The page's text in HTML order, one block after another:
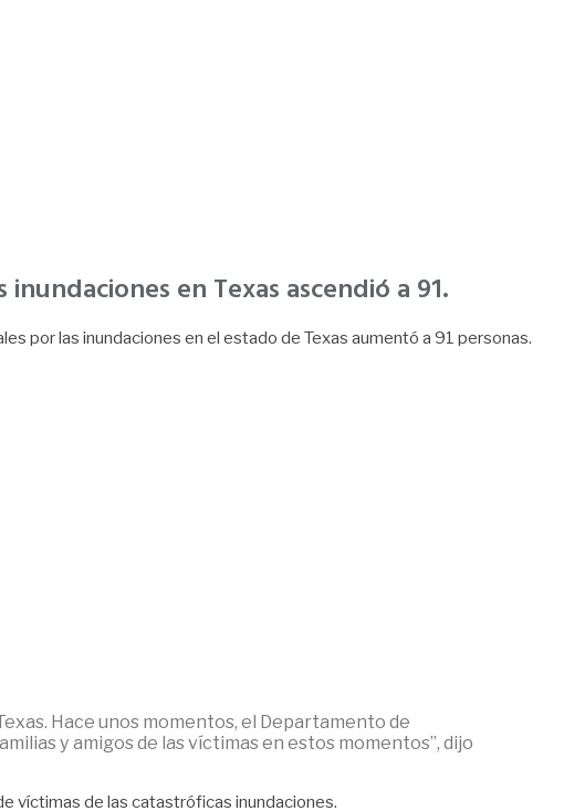
en Texas ascendió a 91.
por las inundaciones en el estado de Texas aumentó a 91 personas.
Hace unos momentos, el Departamento de
y amigos de las víctimas en estos momentos”, dijo
víctimas de las catastróficas inundaciones.